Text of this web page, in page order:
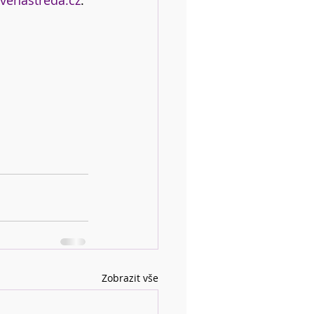
Zobrazit vše